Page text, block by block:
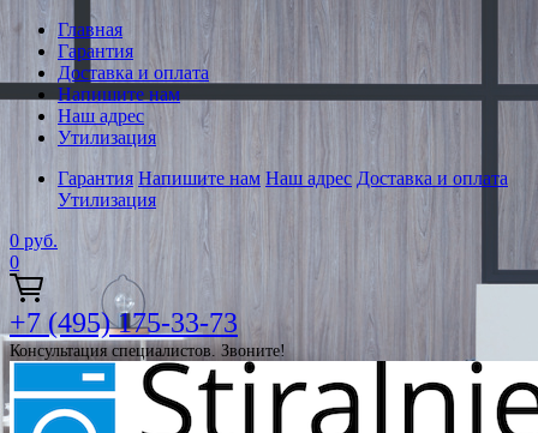
Главная
Гарантия
Доставка и оплата
Напишите нам
Наш адрес
Утилизация
Гарантия Напишите нам Наш адрес Доставка и оплата
Утилизация
0 руб.
0
+7 (495) 175-33-73
Консультация специалистов. Звоните!